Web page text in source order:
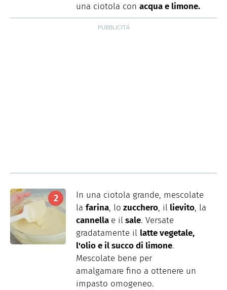
una ciotola con acqua e limone.
In una ciotola grande, mescolate
la farina, lo zucchero, il lievito, la
cannella e ilsale. Versate
gradatamente il latte vegetale,
l'olio e il succo di limone.
Mescolate bene per
amalgamare fino a ottenere un
impasto omogeneo.